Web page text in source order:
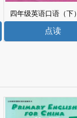
四年级英语口语（下）
电子课本
点读